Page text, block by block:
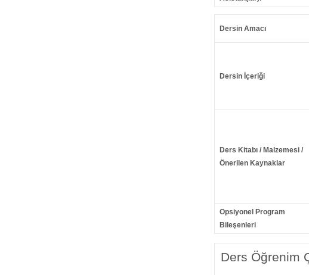
Dersin Amacı
Dersin İçeriği
Ders Kitabı / Malzemesi /
Önerilen Kaynaklar
Opsiyonel Program
Bileşenleri
Ders Öğrenim